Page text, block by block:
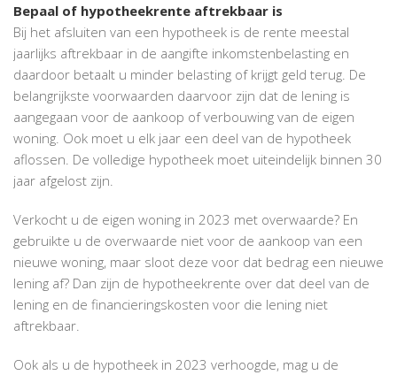
Bepaal of hypotheekrente aftrekbaar is
Bij het afsluiten van een hypotheek is de rente meestal
jaarlijks aftrekbaar in de aangifte inkomstenbelasting en
daardoor betaalt u minder belasting of krijgt geld terug. De
belangrijkste voorwaarden daarvoor zijn dat de lening is
aangegaan voor de aankoop of verbouwing van de eigen
woning. Ook moet u elk jaar een deel van de hypotheek
aflossen. De volledige hypotheek moet uiteindelijk binnen 30
jaar afgelost zijn.
Verkocht u de eigen woning in 2023 met overwaarde? En
gebruikte u de overwaarde niet voor de aankoop van een
nieuwe woning, maar sloot deze voor dat bedrag een nieuwe
lening af? Dan zijn de hypotheekrente over dat deel van de
lening en de financieringskosten voor die lening niet
aftrekbaar.
Ook als u de hypotheek in 2023 verhoogde, mag u de